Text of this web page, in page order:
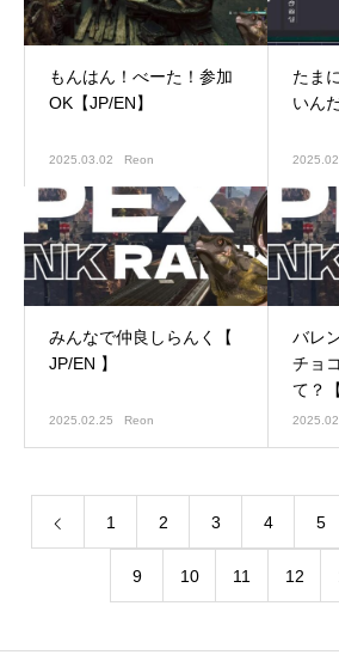
もんはん！べーた！参加
OK【JP/EN】
2025.03.02 Reon
たま
いん
みんなで仲良しらんく【
JP/EN 】
2025.02.25 Reon
バレ
チョ
て？
1 2 3 4 5
9 10 11 12